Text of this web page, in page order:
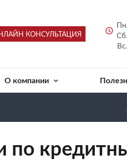
КОНСУЛЬТАЦИЯ
Сб.
О компании
по